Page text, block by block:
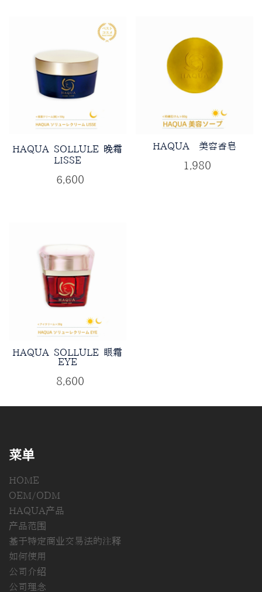
HAQUA SOLLULE 晚霜
LISSE
6,600
HAQUA 美容香皂
1,980
HAQUA SOLLULE 眼霜
EYE
8,600
菜单
HOME
OEM/ODM
HAQUA产品
产品范围
基于特定商业交易法的注释
如何使用
公司介绍
公司理念